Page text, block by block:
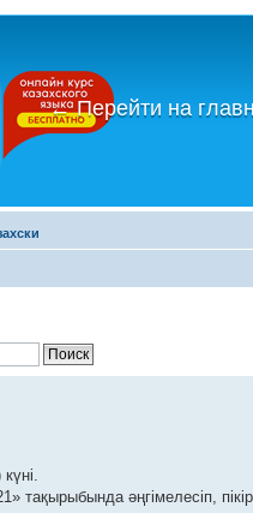
←Перейти на
тақырыбында әңгімелесіп,